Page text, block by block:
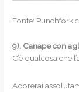
Fonte:
9). Canape con
C’è qualcosa che
Adorerai